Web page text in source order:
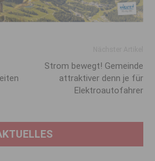
Strom bewegt! Gemeinde
attraktiver denn je für
Elektroautofahrer